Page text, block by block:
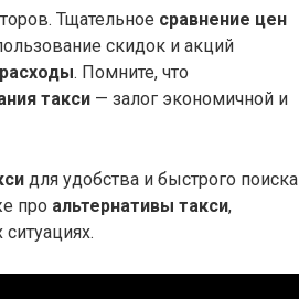
Тщательное сравнение цен
скидок и акций
. Помните, что
такси — залог экономичной и
для удобства и быстрого поиска
про альтернативы такси,